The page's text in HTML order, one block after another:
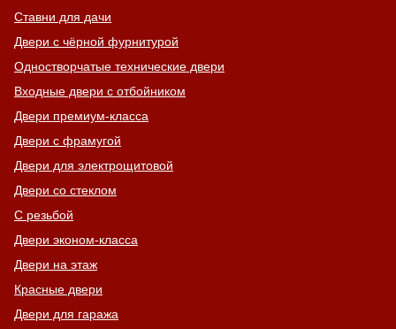
Ставни для дачи
Двери с чёрной фурнитурой
Одностворчатые технические двери
Входные двери с отбойником
Двери премиум-класса
Двери с фрамугой
Двери для электрощитовой
Двери со стеклом
С резьбой
Двери эконом-класса
Двери на этаж
Красные двери
Двери для гаража